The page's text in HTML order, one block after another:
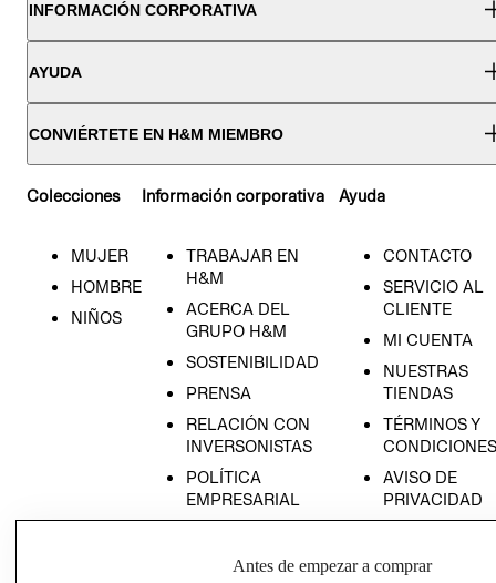
INFORMACIÓN CORPORATIVA
AYUDA
CONVIÉRTETE EN H&M MIEMBRO
Colecciones
MUJER
HOMBRE
NIÑOS
Información corporativa
TRABAJAR EN
H&M
ACERCA DEL
GRUPO H&M
SOSTENIBILIDAD
PRENSA
RELACIÓN CON
INVERSONISTAS
POLÍTICA
EMPRESARIAL
Ayuda
CONTACTO
SERVICIO AL
CLIENTE
MI CUENTA
NUESTRAS
TIENDAS
TÉRMINOS Y
CONDICIONES
AVISO DE
PRIVACIDAD
AVISO DE
Antes de empezar a comprar